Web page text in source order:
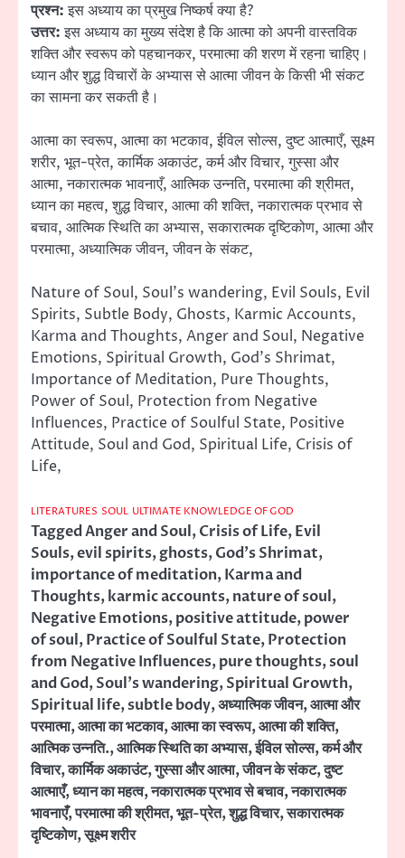
प्रश्न:इस अध्याय का प्रमुख निष्कर्ष क्या है?
उत्तर:इस अध्याय का मुख्य संदेश है कि आत्मा को अपनी वास्तविक
शक्ति और स्वरूप को पहचानकर, परमात्मा की शरण में रहना चाहिए।
ध्यान और शुद्ध विचारों के अभ्यास से आत्मा जीवन के किसी भी संकट
का सामना कर सकती है।
आत्मा का स्वरूप, आत्मा का भटकाव, ईविल सोल्स, दुष्ट आत्माएँ, सूक्ष्म
शरीर, भूत-प्रेत, कार्मिक अकाउंट, कर्म और विचार, गुस्सा और
आत्मा, नकारात्मक भावनाएँ, आत्मिक उन्नति, परमात्मा की श्रीमत,
ध्यान का महत्व, शुद्ध विचार, आत्मा की शक्ति, नकारात्मक प्रभाव से
बचाव, आत्मिक स्थिति का अभ्यास, सकारात्मक दृष्टिकोण, आत्मा और
परमात्मा, अध्यात्मिक जीवन, जीवन के संकट,
Nature of Soul, Soul’s wandering, Evil Souls, Evil
Spirits, Subtle Body, Ghosts, Karmic Accounts,
Karma and Thoughts, Anger and Soul, Negative
Emotions, Spiritual Growth, God’s Shrimat,
Importance of Meditation, Pure Thoughts,
Power of Soul, Protection from Negative
Influences, Practice of Soulful State, Positive
Attitude, Soul and God, Spiritual Life, Crisis of
Life,
LITERATURES SOUL ULTIMATE KNOWLEDGE OF GOD
TaggedAnger and Soul,Crisis of Life,Evil
Souls,evil spirits,ghosts,God's Shrimat,
importance of meditation,Karma and
Thoughts,karmic accounts,nature of soul,
Negative Emotions,positive attitude,power
of soul,Practice of Soulful State,Protection
from Negative Influences,pure thoughts,soul
and God,Soul's wandering,Spiritual Growth,
Spiritual life,subtle body,अध्यात्मिक जीवन,आत्मा और
परमात्मा,आत्मा का भटकाव,आत्मा का स्वरूप,आत्मा की शक्ति,
आत्मिक उन्नति.,आत्मिक स्थिति का अभ्यास,ईविल सोल्स,कर्म और
विचार,कार्मिक अकाउंट,गुस्सा और आत्मा,जीवन के संकट,दुष्ट
आत्माएँ,ध्यान का महत्व,नकारात्मक प्रभाव से बचाव,नकारात्मक
भावनाएँ,परमात्मा की श्रीमत,भूत-प्रेत,शुद्ध विचार,सकारात्मक
दृष्टिकोण,सूक्ष्म शरीर